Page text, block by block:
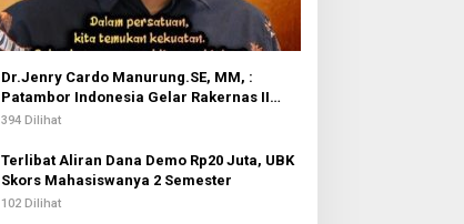
Dr.Jenry Cardo Manurung.SE, MM, :
Patambor Indonesia Gelar Rakernas II
Evaluasi Program Kerja
394 Dilihat
Terlibat Aliran Dana Demo Rp20 Juta, UBK
Skors Mahasiswanya 2 Semester
102 Dilihat